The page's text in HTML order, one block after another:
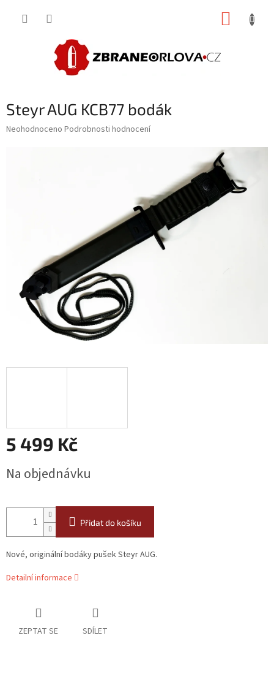
Steyr AUG KCB77 bodák
Průměrné
Neohodnoceno Podrobnosti hodnocení
5 499 Kč
cena:
Na objednávku
Přidat do košíku
Nové, originální bodáky pušek Steyr AUG.
Detailní informace
ZEPTAT SE SDÍLET